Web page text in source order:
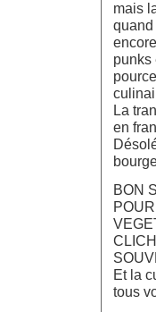
mais
quand
punks
La
en
BON
Et la
tous